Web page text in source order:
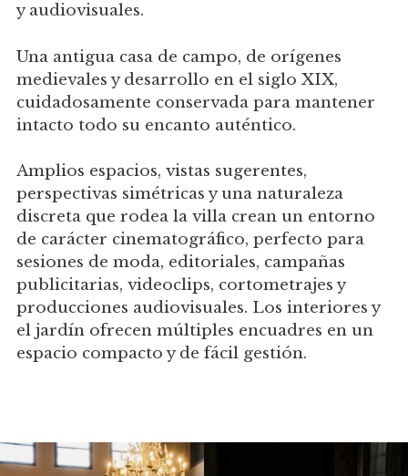
y audiovisuales.
Una antigua casa de campo, de orígenes
medievales y desarrollo en el siglo XIX,
cuidadosamente conservada para mantener
intacto todo su encanto auténtico.
Amplios espacios, vistas sugerentes,
perspectivas simétricas y una naturaleza
discreta que rodea la villa crean un entorno
de carácter cinematográfico, perfecto para
sesiones de moda, editoriales, campañas
publicitarias, videoclips, cortometrajes y
producciones audiovisuales. Los interiores y
el jardín ofrecen múltiples encuadres en un
espacio compacto y de fácil gestión.